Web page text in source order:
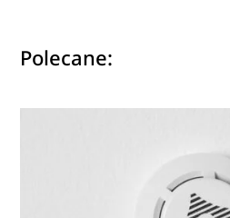
Polecane: